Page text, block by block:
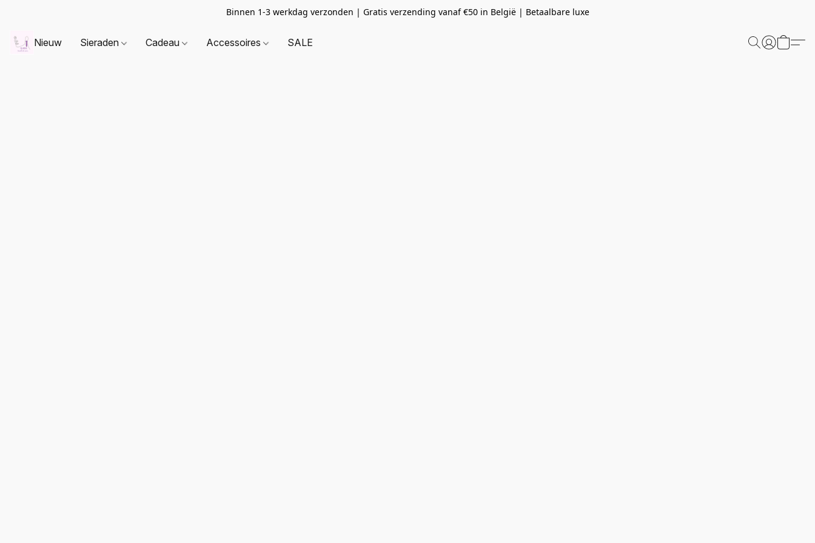
Binnen 1-3 werkdag verzonden | Gratis verzending vanaf €50 in België | Betaalbare luxe
Nieuw Sieraden Cadeau Accessoires SALE